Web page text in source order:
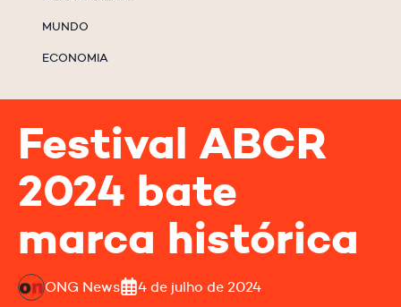
MUNDO
ECONOMIA
Festival ABCR
2024 bate
marca histórica
ONG News 4 de julho de 2024